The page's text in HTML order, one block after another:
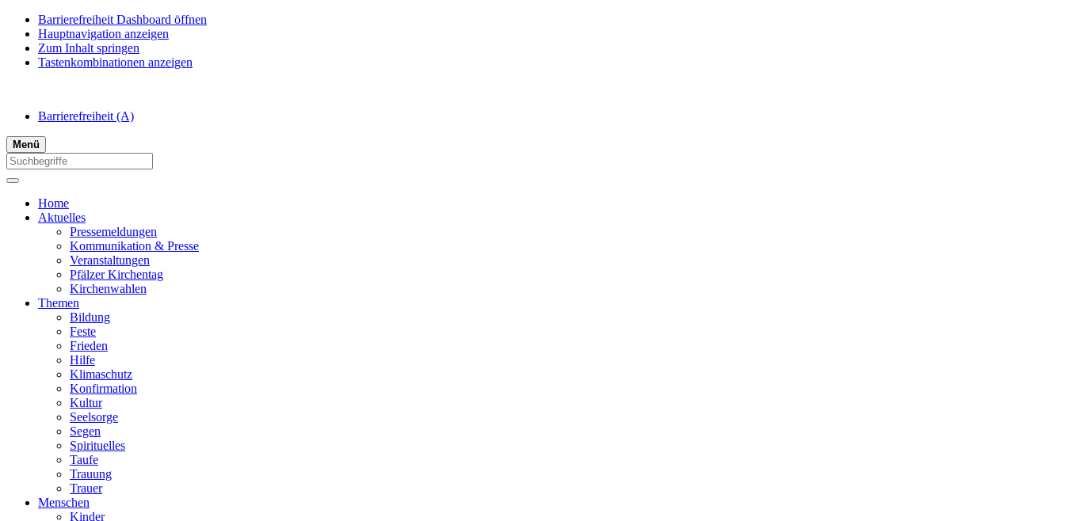
Barrierefreiheit Dashboard öffnen
Hauptnavigation anzeigen
Zum Inhalt springen
Tastenkombinationen anzeigen
Barrierefreiheit (A)
Menü
Home
Aktuelles
Pressemeldungen
Kommunikation & Presse
Veranstaltungen
Pfälzer Kirchentag
Kirchenwahlen
Themen
Bildung
Feste
Frieden
Hilfe
Klimaschutz
Konfirmation
Kultur
Seelsorge
Segen
Spirituelles
Taufe
Trauung
Trauer
Menschen
Kinder